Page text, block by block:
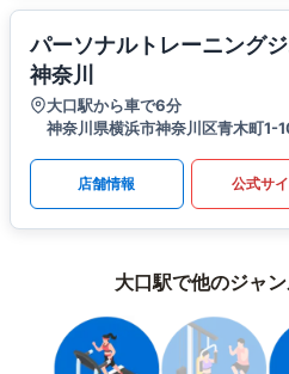
パーソナルトレーニング
神奈川
大口駅から車で6分
神奈川県横浜市神奈川区青木町1-
店舗情報 公式サ
大口駅で他のジャ